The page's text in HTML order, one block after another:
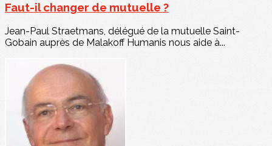
Faut-il changer de mutuelle ?
Jean-Paul Straetmans, délégué de la mutuelle Saint-
Gobain auprès de Malakoff Humanis nous aide à...